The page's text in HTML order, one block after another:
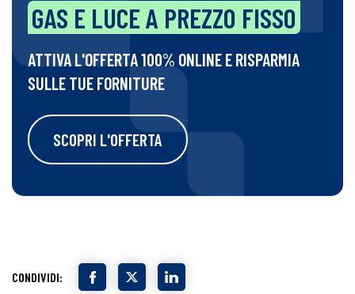
GAS E LUCE A PREZZO FISSO
ATTIVA L'OFFERTA 100% ONLINE E RISPARMIA
SULLE TUE FORNITURE
SCOPRI L'OFFERTA
CONDIVIDI: